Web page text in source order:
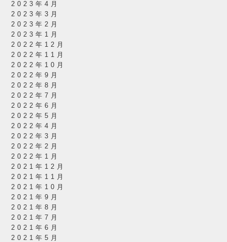
2023年4月
2023年3月
2023年2月
2023年1月
2022年12月
2022年11月
2022年10月
2022年9月
2022年8月
2022年7月
2022年6月
2022年5月
2022年4月
2022年3月
2022年2月
2022年1月
2021年12月
2021年11月
2021年10月
2021年9月
2021年8月
2021年7月
2021年6月
2021年5月